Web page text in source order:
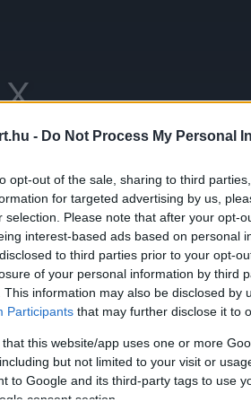
- Do Not Process My Personal
opt-out of the sale, sharing to third
for targeted advertising by us,
selection. Please note that after your opt-
interest-based ads based on personal
to third parties prior to your opt-
of your personal information by third
This information may also be disclosed by
Participants that may further disclose it to
that this website/app uses one or more
but not limited to your visit or
to Google and its third-party tags to use
hiszen egy
A Mercedesnél Toto Wolff
egy adandó alkalommal